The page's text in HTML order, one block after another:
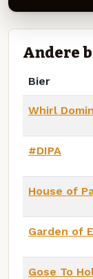
Andere
Bier
Whirl
#DIPA
House of
Garden of
Gose To